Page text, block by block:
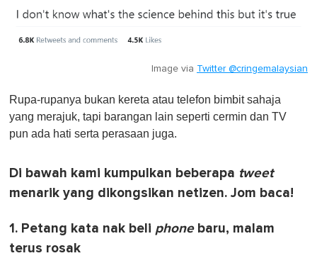
Image via Twitter @cringemalaysian
Rupa-rupanya bukan kereta atau telefon bimbit sahaja
yang merajuk, tapi barangan lain seperti cermin dan TV
pun ada hati serta perasaan juga.
Di bawah kami kumpulkan beberapa tweet
menarik yang dikongsikan netizen. Jom baca!
1. Petang kata nak beli phonebaru, malam
terus rosak